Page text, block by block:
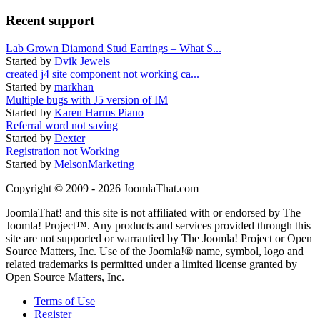
Recent support
Lab Grown Diamond Stud Earrings – What S...
Started by Dvik Jewels
created j4 site component not working ca...
Started by markhan
Multiple bugs with J5 version of IM
Started by Karen Harms Piano
Referral word not saving
Started by Dexter
Registration not Working
Started by MelsonMarketing
Copyright © 2009 - 2026 JoomlaThat.com
JoomlaThat! and this site is not affiliated with or endorsed by The
Joomla! Project™. Any products and services provided through this
site are not supported or warrantied by The Joomla! Project or Open
Source Matters, Inc. Use of the Joomla!® name, symbol, logo and
related trademarks is permitted under a limited license granted by
Open Source Matters, Inc.
Terms of Use
Register